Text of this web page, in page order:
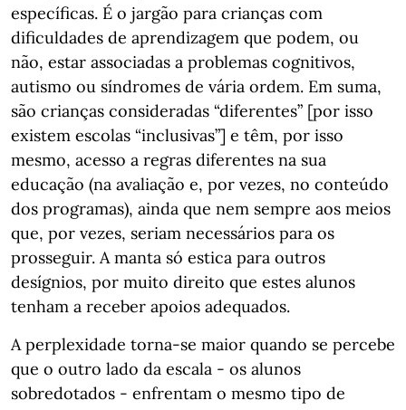
específicas. É o jargão para crianças com
dificuldades de aprendizagem que podem, ou
não, estar associadas a problemas cognitivos,
autismo ou síndromes de vária ordem. Em suma,
são crianças consideradas “diferentes” [por isso
existem escolas “inclusivas”] e têm, por isso
mesmo, acesso a regras diferentes na sua
educação (na avaliação e, por vezes, no conteúdo
dos programas), ainda que nem sempre aos meios
que, por vezes, seriam necessários para os
prosseguir. A manta só estica para outros
desígnios, por muito direito que estes alunos
tenham a receber apoios adequados.
A perplexidade torna-se maior quando se percebe
que o outro lado da escala - os alunos
sobredotados - enfrentam o mesmo tipo de